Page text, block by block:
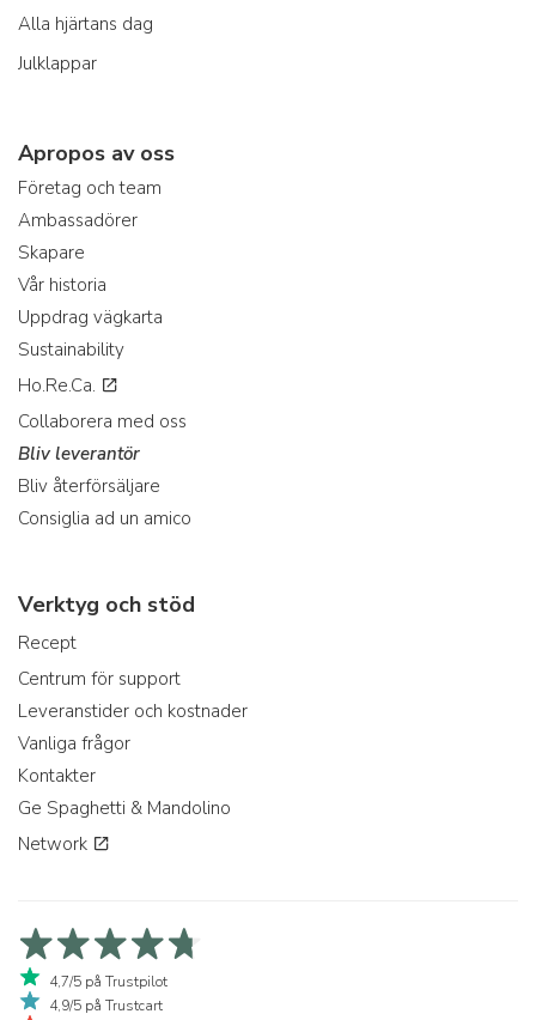
Alla hjärtans dag
Julklappar
Apropos av oss
Företag och team
Ambassadörer
Skapare
Vår historia
Uppdrag vägkarta
Sustainability
Ho.Re.Ca.
Collaborera med oss
Bliv leverantör
Bliv återförsäljare
Consiglia ad un amico
Verktyg och stöd
Recept
Centrum för support
Leveranstider och kostnader
Vanliga frågor
Kontakter
Ge Spaghetti & Mandolino
Network
4,7/5 på Trustpilot
4,9/5 på Trustcart